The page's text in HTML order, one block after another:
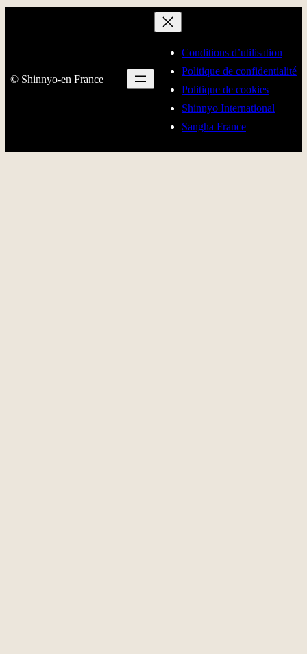
© Shinnyo-en France
Conditions d’utilisation
Politique de confidentialité
Politique de cookies
Shinnyo International
Sangha France